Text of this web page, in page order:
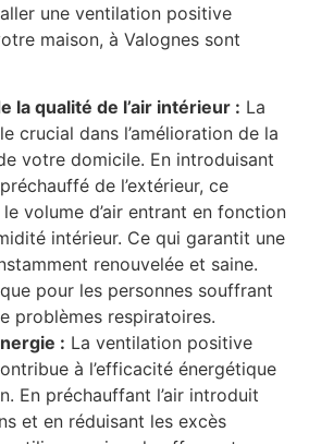
une ventilation positive
maison, à Valognes sont
la qualité de l’air intérieur : La
crucial dans l’amélioration de la
votre domicile. En introduisant
de l’extérieur, ce
volume d’air entrant en fonction
intérieur. Ce qui garantit une
renouvelée et saine.
pour les personnes souffrant
problèmes respiratoires.
: La ventilation positive
à l’efficacité énergétique
En préchauffant l’air introduit
et en réduisant les excès